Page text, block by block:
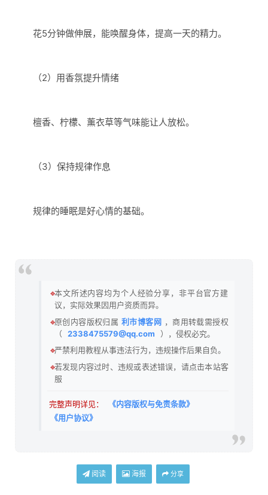
花5分钟做伸展，能唤醒身体，提高一天的精力。
（2）用香氛提升情绪
檀香、柠檬、薰衣草等气味能让人放松。
（3）保持规律作息
规律的睡眠是好心情的基础。
🔹本文所述内容均为个人经验分享，非平台官方建
议，实际效果因用户资质而异。
🔹原创内容版权归属 利市博客网 ，商用转载需授权
（
2338475579@qq.com
），侵权必究。
🔹严禁利用教程从事违法行为，违规操作后果自负。
🔹若发现内容过时、违规或表述错误，请点击本站客
服
完整声明详见：
《内容版权与免责条款》
《用户协议》
阅读 海报 分享